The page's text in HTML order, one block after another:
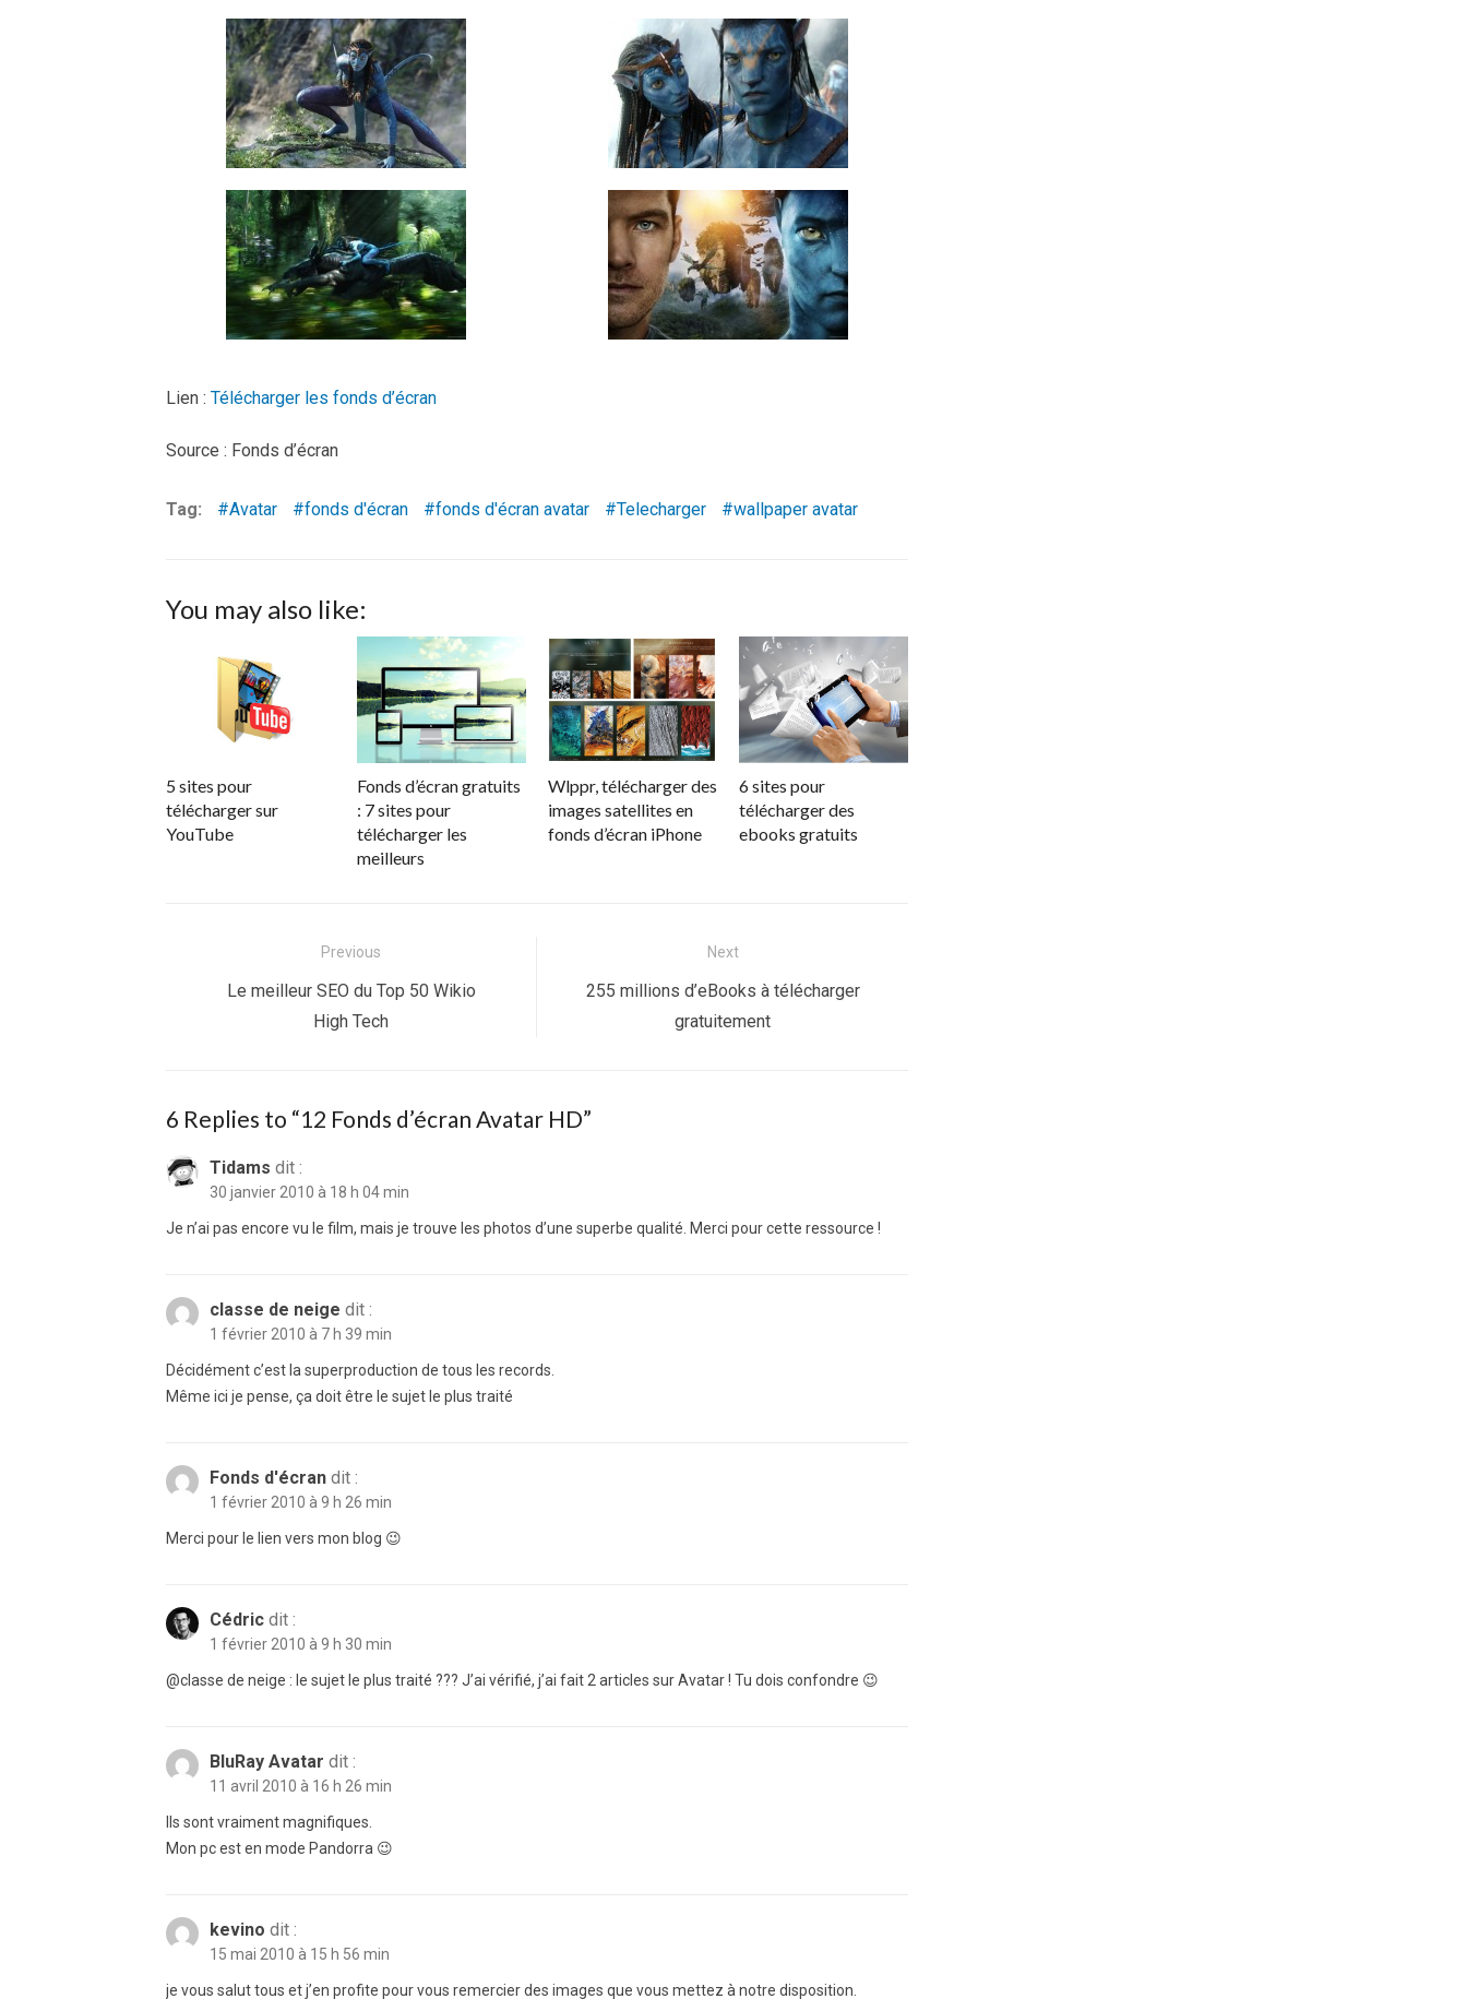
Lien : Télécharger les fonds d’écran
Source : Fonds d’écran
Tag: Avatar fonds d'écran fonds d'écran avatar Telecharger wallpaper avatar
You may also like:
5 sites pour
télécharger sur
YouTube
Fonds d’écran gratuits
: 7 sites pour
télécharger les
meilleurs
Wlppr, télécharger des
images satellites en
fonds d’écran iPhone
6 sites pour
télécharger des
ebooks gratuits
Previous
Previous
Le meilleur SEO du Top 50 Wikio
High Tech
Next
Next
255 millions d’eBooks à télécharger
gratuitement
6 Replies to “12 Fonds d’écran Avatar HD”
Tidams dit :
30 janvier 2010 à 18 h 04 min
Je n’ai pas encore vu le film, mais je trouve les photos d’une superbe qualité. Merci pour cette ressource !
classe de neige dit :
1 février 2010 à 7 h 39 min
Décidément c’est la superproduction de tous les records.
Même ici je pense, ça doit être le sujet le plus traité
Fonds d'écran dit :
1 février 2010 à 9 h 26 min
Merci pour le lien vers mon blog 😉
Cédric dit :
1 février 2010 à 9 h 30 min
@classe de neige : le sujet le plus traité ??? J’ai vérifié, j’ai fait 2 articles sur Avatar ! Tu dois confondre 😉
BluRay Avatar dit :
11 avril 2010 à 16 h 26 min
Ils sont vraiment magnifiques.
Mon pc est en mode Pandorra 😉
kevino dit :
15 mai 2010 à 15 h 56 min
je vous salut tous et j’en profite pour vous remercier des images que vous mettez à notre disposition.